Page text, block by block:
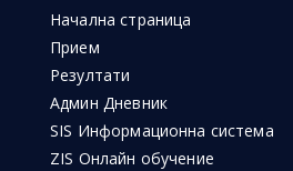
Начална страница
Прием
Резултати
Админ Дневник
SIS Информационна система
ZIS Онлайн обучение